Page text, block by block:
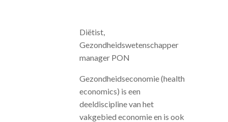
Diëtist,
Gezondheidswetenschapper
manager PON
Gezondheidseconomie (health
economics) is een
deeldiscipline van het
vakgebied economie en is ook